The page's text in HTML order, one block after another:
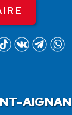
AIGNAN